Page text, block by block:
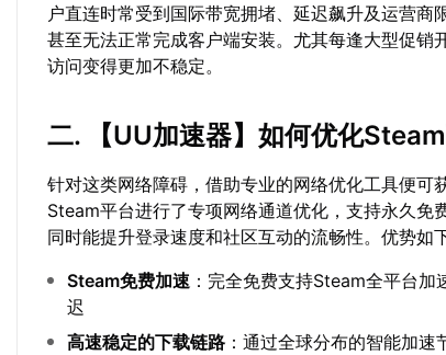
户直连时常受到国际带宽拥堵、延迟飙升及运营
甚至无法正常完成客户端安装。尤其每逢大型促销
访问变得更加不稳定。
二. 【UU加速器】如何优化
针对这类网络障碍，借助专业的网络优化工具便可
Steam平台进行了专项网络通道优化，支持永久免
同时能提升登录速度和社区互动的流畅性。优势如
Steam免费加速 ：完全免费支持Steam全平台
迟
高速稳定的下载链路 ：通过全球分布的智能加